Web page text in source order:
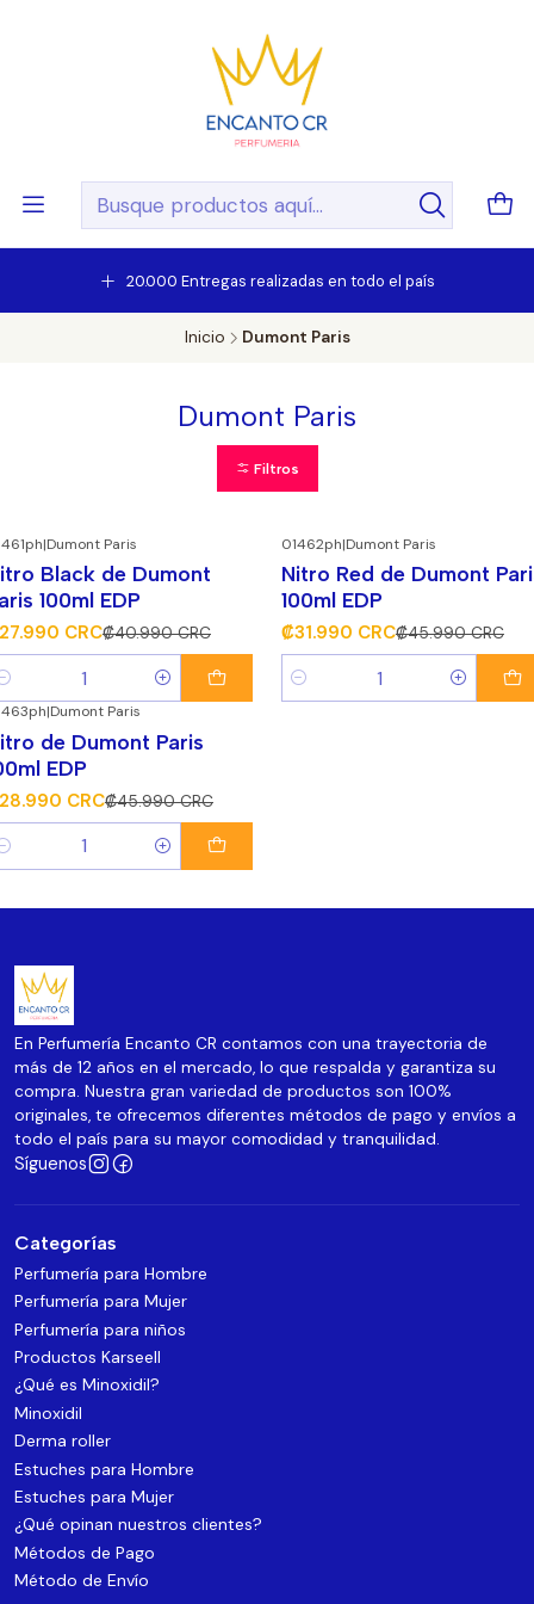
20.000 Entregas realizadas en todo el país
Inicio Dumont Paris
Dumont Paris
Filtros
¡Súper Descuento!
|Dumont Paris
Black de Dumont
100ml EDP
CRC₡40.990 CRC
-30%¡Súper Descuento!
01462ph|Dumont Paris
Nitro Red de Dumont
100ml EDP
₡31.990 CRC₡45.990 CRC
Cantidad
¡Súper Descuento!
|Dumont Paris
de Dumont Paris
EDP
CRC₡45.990 CRC
En Perfumería Encanto CR contamos con una trayectoria de
más de 12 años en el mercado, lo que respalda y garantiza su
compra. Nuestra gran variedad de productos son 100%
originales, te ofrecemos diferentes métodos de pago y envíos a
todo el país para su mayor comodidad y tranquilidad.
Síguenos
Categorías
Perfumería para Hombre
Perfumería para Mujer
Perfumería para niños
Productos Karseell
¿Qué es Minoxidil?
Minoxidil
Derma roller
Estuches para Hombre
Estuches para Mujer
¿Qué opinan nuestros clientes?
Métodos de Pago
Método de Envío